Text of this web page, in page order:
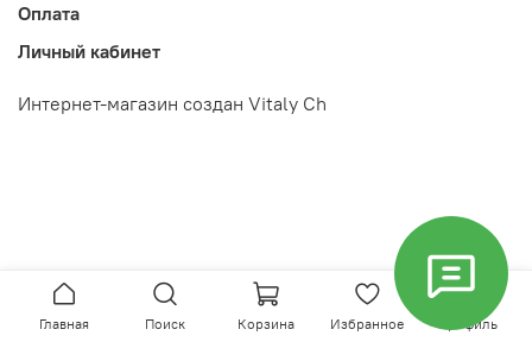
Оплата
Личный кабинет
Интернет-магазин создан Vitaly Ch
Главная Поиск Корзина Избранное Профиль